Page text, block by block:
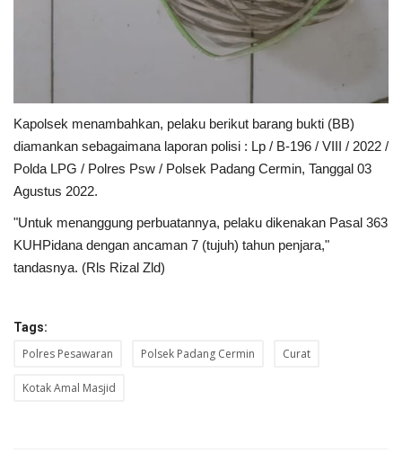
Kapolsek menambahkan, pelaku berikut barang bukti (BB)
diamankan sebagaimana laporan polisi : Lp / B-196 / VIII / 2022 /
Polda LPG / Polres Psw / Polsek Padang Cermin, Tanggal 03
Agustus 2022.
"Untuk menanggung perbuatannya, pelaku dikenakan Pasal 363
KUHPidana dengan ancaman 7 (tujuh) tahun penjara,"
tandasnya. (Rls Rizal Zld)
Tags:
Polres Pesawaran Polsek Padang Cermin Curat
Kotak Amal Masjid